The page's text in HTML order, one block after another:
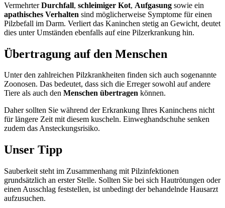
VermehrterDurchfall, schleimiger Kot, Aufgasung sowie ein
apathisches Verhalten sind möglicherweise Symptome für einen
Pilzbefall im Darm. Verliert das Kaninchen stetig an Gewicht, deutet
dies unter Umständen ebenfalls auf eine Pilzerkrankung hin.
Übertragung auf den Menschen
Unter den zahlreichen Pilzkrankheiten finden sich auch sogenannte
Zoonosen. Das bedeutet, dass sich die Erreger sowohl auf andere
Tiere als auch den Menschen übertragen können.
Daher sollten Sie während der Erkrankung Ihres Kaninchens nicht
für längere Zeit mit diesem kuscheln. Einweghandschuhe senken
zudem das Ansteckungsrisiko.
Unser Tipp
Sauberkeit steht im Zusammenhang mit Pilzinfektionen
grundsätzlich an erster Stelle. Sollten Sie bei sich Hautrötungen oder
einen Ausschlag feststellen, ist unbedingt der behandelnde Hausarzt
aufzusuchen.